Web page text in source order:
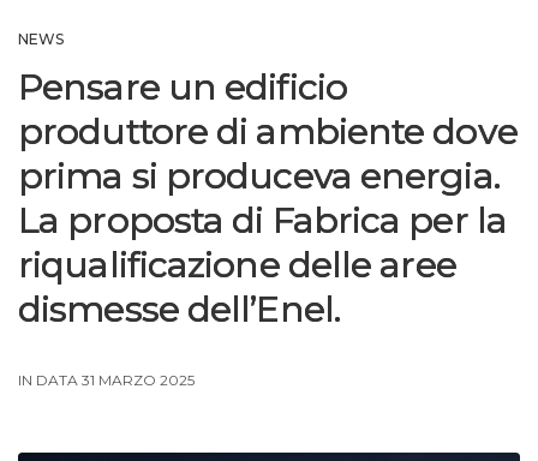
NEWS
Pensare un edificio
produttore di ambiente dove
prima si produceva energia.
La proposta di Fabrica per la
riqualificazione delle aree
dismesse dell’Enel.
IN DATA 31 MARZO 2025